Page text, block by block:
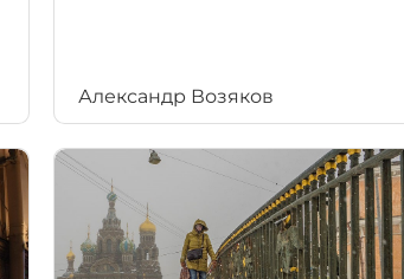
Александр Возяков